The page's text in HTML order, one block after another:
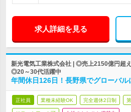
求人詳細を見る
新光電気工業株式会社 | ◎売上2150億円超
◎20～30代活躍中
年間休日126日！長野県でグローバル
正社員 業種未経験OK 完全週休2日制